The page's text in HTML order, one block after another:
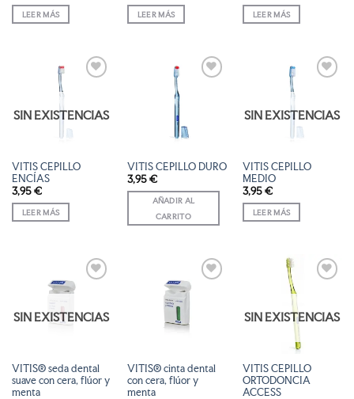
LEER MÁS LEER MÁS LEER MÁS
LISTA
DESEOS
SIN EXISTENCIAS
VITIS CEPILLO
ENCÍAS
3,95 €
LEER MÁS
DESEOS
VITIS CEPILLO DURO
3,95 €
AÑADIR AL
CARRITO
LISTA
DESEOS
SIN EXISTENCIAS
VITIS CEPILLO
MEDIO
3,95 €
LEER MÁS
AÑADIR
LISTA
SIN EXISTENCIAS
VITIS® seda dental
suave con cera, flúor y
menta
AÑADIR
DE
VITIS® cinta dental
con cera, flúor y
menta
AÑADIR
LISTA
SIN EXISTENCIAS
VITIS CEPILLO
ORTODONCIA
ACCESS